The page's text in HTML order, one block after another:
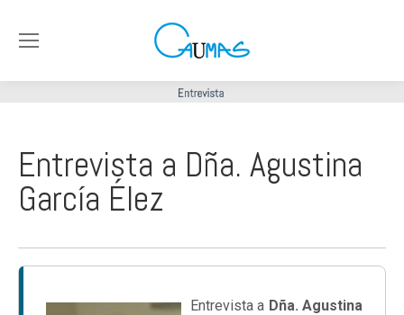
Entrevista a Dña. Agustina
García Élez
Entrevista a Dña. Agustina